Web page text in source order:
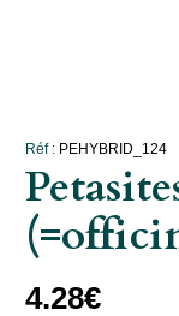
Réf : PEHYBRID_124
4.28€